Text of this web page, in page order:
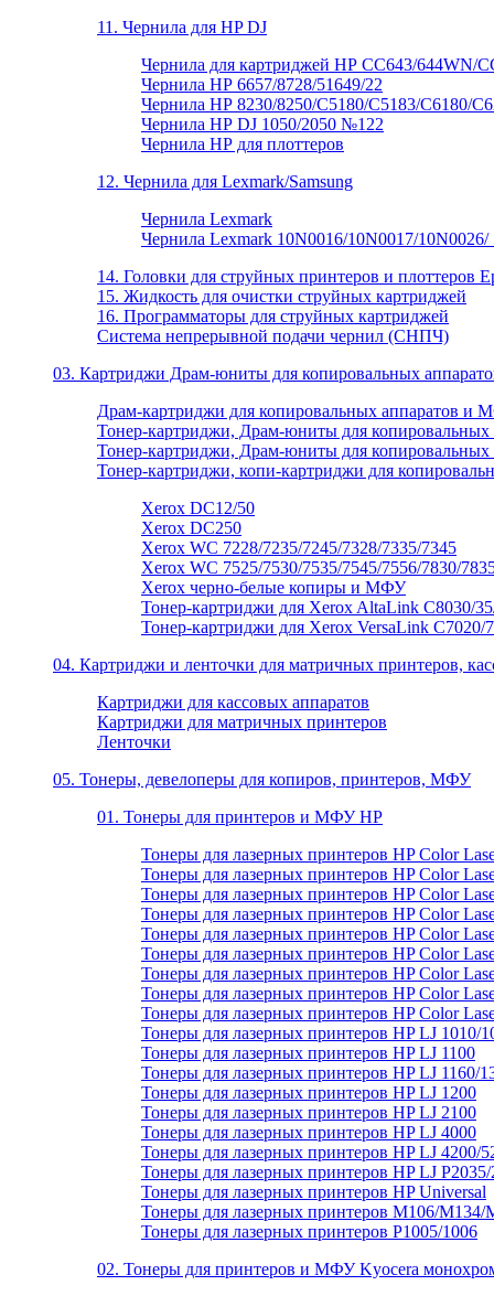
11. Чернила для HP DJ
Чернила для картриджей НР CC643/644WN/
Чернила НР 6657/8728/51649/22
Чернила НР 8230/8250/C5180/C5183/C6180/
Чернила НР DJ 1050/2050 №122
Чернила НР для плоттеров
12. Чернила для Lexmark/Samsung
Чернила Lexmark
Чернила Lexmark 10N0016/10N0017/10N0026/
14. Головки для струйных принтеров и плоттеров
15. Жидкость для очистки струйных картриджей
16. Программаторы для струйных картриджей
Система непрерывной подачи чернил (СНПЧ)
03. Картриджи Драм-юниты для копировальных
Драм-картриджи для копировальных аппаратов и
Тонер-картриджи, Драм-юниты для
Тонер-картриджи, Драм-юниты для
Тонер-картриджи, копи-картриджи для
Xerox DC12/50
Xerox DC250
Xerox WC 7228/7235/7245/7328/7335/7345
Xerox WC 7525/7530/7535/7545/7556/7830/
Xerox черно-белые копиры и МФУ
Тонер-картриджи для Xerox AltaLink C8030/
Тонер-картриджи для Xerox VersaLink C7020/
04. Картриджи и ленточки для матричных принтеров,
Картриджи для кассовых аппаратов
Картриджи для матричных принтеров
Ленточки
05. Тонеры, девелоперы для копиров, принтеров, МФУ
01. Тонеры для принтеров и МФУ НР
Тонеры для лазерных принтеров HP Color
Тонеры для лазерных принтеров HP Color
Тонеры для лазерных принтеров HP Color
Тонеры для лазерных принтеров HP Color
Тонеры для лазерных принтеров HP Color
Тонеры для лазерных принтеров HP Color
Тонеры для лазерных принтеров HP Color
Тонеры для лазерных принтеров HP Color
Тонеры для лазерных принтеров HP Color
Тонеры для лазерных принтеров HP LJ 1010/
Тонеры для лазерных принтеров HP LJ 1100
Тонеры для лазерных принтеров HP LJ 1160/
Тонеры для лазерных принтеров HP LJ 1200
Тонеры для лазерных принтеров HP LJ 2100
Тонеры для лазерных принтеров HP LJ 4000
Тонеры для лазерных принтеров HP LJ 4200/
Тонеры для лазерных принтеров HP LJ P2035/
Тонеры для лазерных принтеров HP Universal
Тонеры для лазерных принтеров M106/M134/
Тонеры для лазерных принтеров P1005/1006
02. Тонеры для принтеров и МФУ Kyocera